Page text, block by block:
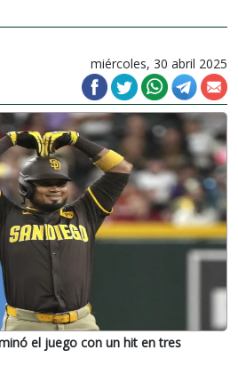
miércoles, 30 abril 2025
el juego con un hit en tres